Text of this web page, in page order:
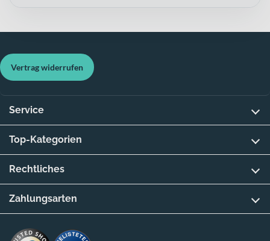
Vertrag widerrufen
Service
Top-Kategorien
Rechtliches
Zahlungsarten